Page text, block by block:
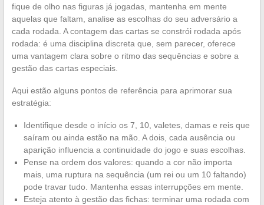
fique de olho nas figuras já jogadas, mantenha em mente
aquelas que faltam, analise as escolhas do seu adversário a
cada rodada. A contagem das cartas se constrói rodada após
rodada: é uma disciplina discreta que, sem parecer, oferece
uma vantagem clara sobre o ritmo das sequências e sobre a
gestão das cartas especiais.
Aqui estão alguns pontos de referência para aprimorar sua
estratégia:
Identifique desde o início os 7, 10, valetes, damas e reis que
saíram ou ainda estão na mão. A dois, cada ausência ou
aparição influencia a continuidade do jogo e suas escolhas.
Pense na ordem dos valores: quando a cor não importa
mais, uma ruptura na sequência (um rei ou um 10 faltando)
pode travar tudo. Mantenha essas interrupções em mente.
Esteja atento à gestão das fichas: terminar uma rodada com